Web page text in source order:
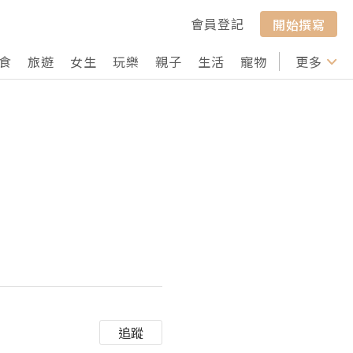
會員登記
開始撰寫
旅遊 女生 玩樂 親子 生活 寵物 行山 打卡
更多
追蹤